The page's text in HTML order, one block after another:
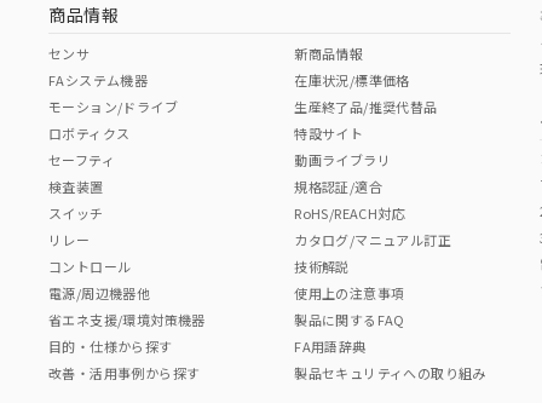
商品情報
センサ
FAシステム機器
モーション/ドライブ
ロボティクス
セーフティ
検査装置
スイッチ
リレー
コントロール
電源/周辺機器他
省エネ支援/環境対策機器
目的・仕様から探す
改善・活用事例から探す
新商品情報
在庫状況/標準価格
生産終了品/推奨代替品
特設サイト
動画ライブラリ
規格認証/適合
RoHS/REACH対応
カタログ/マニュアル訂正
技術解説
使用上の注意事項
製品に関するFAQ
FA用語辞典
製品セキュリティへの取り組み